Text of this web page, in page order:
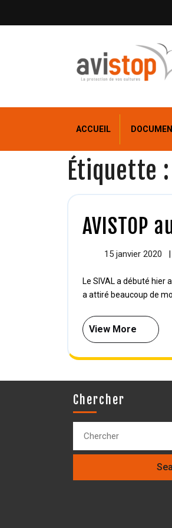
ACCUEIL
Étiquette :
AVISTOP
15 janvier 2020
Le SIVAL a débuté hier au parc des exposition de Angers. Le stand AVISTOP situé dans le Hall B Allée B n°127
a attiré beaucoup de
View More
Chercher